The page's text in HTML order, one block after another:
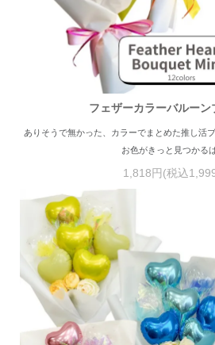
フェザーカラーバルー
ありそうで無かった、カラーでまとめた推し活
お色がきっと見つかる
1,818円(税込